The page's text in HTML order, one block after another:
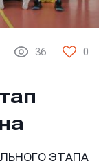
36 0
ЭТАПА